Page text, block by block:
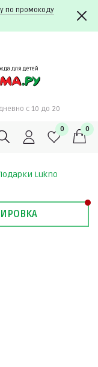
по промокоду
c 10 до 20
0 0
Lukno